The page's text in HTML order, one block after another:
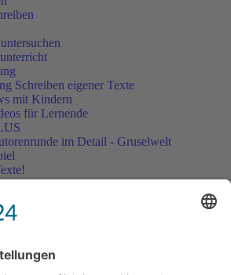
Schreiben eigener Texte
mit Kindern
für Lernende
im Detail - Gruselwelt
Grundschule
wertschätzen!